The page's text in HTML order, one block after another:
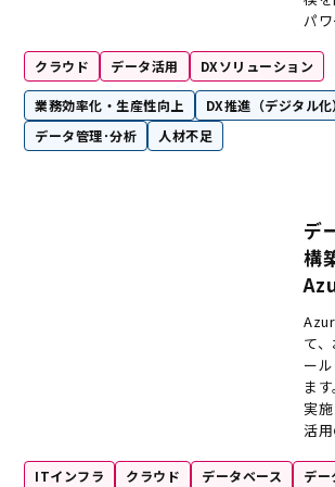
パ
クラウド データ活用 DXソリューション
業務効率化・生産性向上 DX推進（デジタル化
データ管理･分析
人材不足
デ
構
て
ー
ま
実
活
ITインフラ クラウド データベース デー